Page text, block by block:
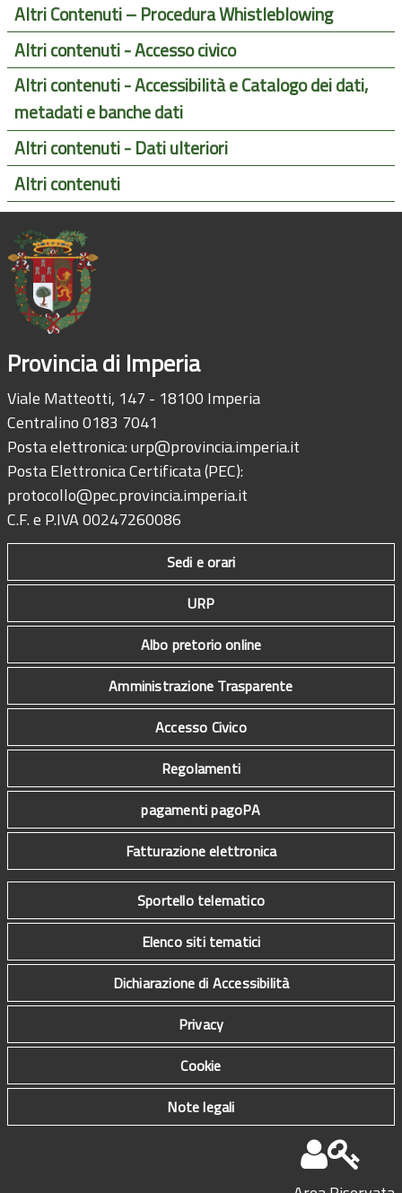
Altri Contenuti – Procedura Whistleblowing
Altri contenuti - Accesso civico
Altri contenuti - Accessibilità e Catalogo dei dati,
metadati e banche dati
Altri contenuti - Dati ulteriori
Altri contenuti
Provincia di Imperia
Viale Matteotti, 147 - 18100 Imperia
Centralino 0183 7041
Posta elettronica:urp@provincia.imperia.it
Posta Elettronica Certificata (PEC):
protocollo@pec.provincia.imperia.it
C.F. e P.IVA 00247260086
Sedi e orari
URP
Albo pretorio online
Amministrazione Trasparente
Accesso Civico
Regolamenti
pagamenti pagoPA
Fatturazione elettronica
Sportello telematico
Elenco siti tematici
Dichiarazione di Accessibilità
Privacy
Cookie
Note legali